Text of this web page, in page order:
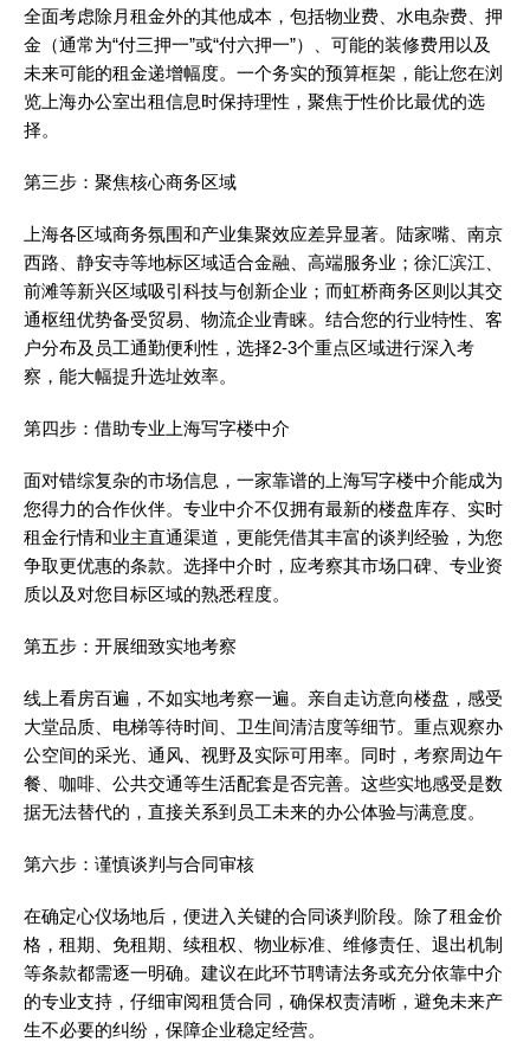
全面考虑除月租金外的其他成本，包括物业费、水电杂费、押
金（通常为“付三押一”或“付六押一”）、可能的装修费用以及
未来可能的租金递增幅度。一个务实的预算框架，能让您在浏
览上海办公室出租信息时保持理性，聚焦于性价比最优的选
择。
第三步：聚焦核心商务区域
上海各区域商务氛围和产业集聚效应差异显著。陆家嘴、南京
西路、静安寺等地标区域适合金融、高端服务业；徐汇滨江、
前滩等新兴区域吸引科技与创新企业；而虹桥商务区则以其交
通枢纽优势备受贸易、物流企业青睐。结合您的行业特性、客
户分布及员工通勤便利性，选择2-3个重点区域进行深入考
察，能大幅提升选址效率。
第四步：借助专业上海写字楼中介
面对错综复杂的市场信息，一家靠谱的上海写字楼中介能成为
您得力的合作伙伴。专业中介不仅拥有最新的楼盘库存、实时
租金行情和业主直通渠道，更能凭借其丰富的谈判经验，为您
争取更优惠的条款。选择中介时，应考察其市场口碑、专业资
质以及对您目标区域的熟悉程度。
第五步：开展细致实地考察
线上看房百遍，不如实地考察一遍。亲自走访意向楼盘，感受
大堂品质、电梯等待时间、卫生间清洁度等细节。重点观察办
公空间的采光、通风、视野及实际可用率。同时，考察周边午
餐、咖啡、公共交通等生活配套是否完善。这些实地感受是数
据无法替代的，直接关系到员工未来的办公体验与满意度。
第六步：谨慎谈判与合同审核
在确定心仪场地后，便进入关键的合同谈判阶段。除了租金价
格，租期、免租期、续租权、物业标准、维修责任、退出机制
等条款都需逐一明确。建议在此环节聘请法务或充分依靠中介
的专业支持，仔细审阅租赁合同，确保权责清晰，避免未来产
生不必要的纠纷，保障企业稳定经营。